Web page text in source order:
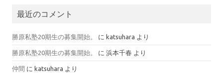
最近のコメント
勝原私塾20期生の募集開始。 に katsuhara より
勝原私塾20期生の募集開始。 に 浜本千春 より
仲間 に katsuhara より